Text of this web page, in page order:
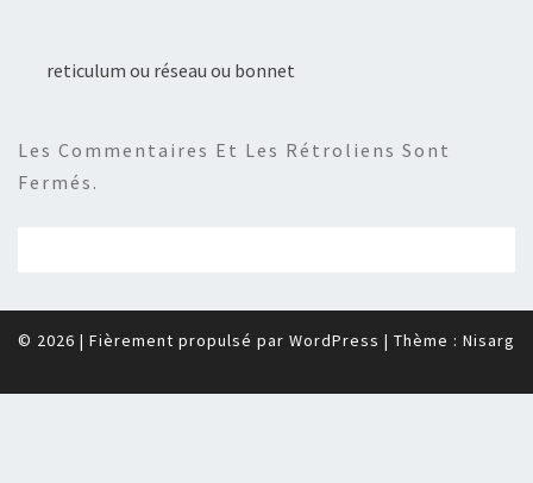
reticulum ou réseau ou bonnet
Les Commentaires Et Les Rétroliens Sont
Fermés.
© 2026 | Fièrement propulsé par WordPress | Thème : Nisarg